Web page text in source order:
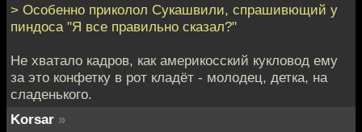
> Особенно приколол Сукашвили, спрашивющий у
пиндоса "Я все правильно сказал?"
Не хватало кадров, как америкосский кукловод ему
за это конфетку в рот кладёт - молодец, детка, на
сладенького.
Korsar »